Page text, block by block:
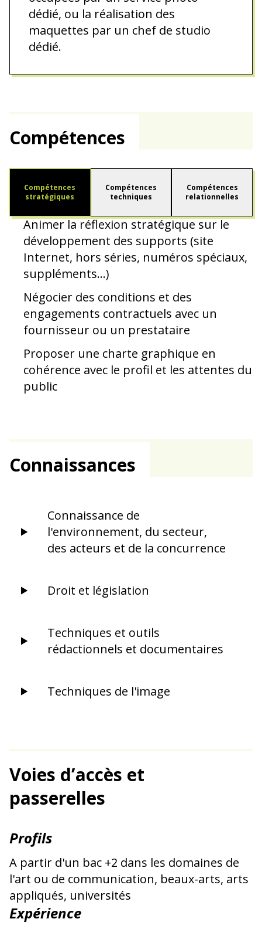
dédié, ou la réalisation des
maquettes par un chef de studio
dédié.
Compétences
Compétences
stratégiques
Compétences
techniques
Compétences
relationnelles
Animer la réflexion stratégique sur le
développement des supports (site
Internet, hors séries, numéros spéciaux,
suppléments...)
Négocier des conditions et des
engagements contractuels avec un
fournisseur ou un prestataire
Proposer une charte graphique en
cohérence avec le profil et les attentes du
public
Connaissances
Connaissance de
l'environnement, du secteur,
des acteurs et de la concurrence
Droit et législation
Techniques et outils
rédactionnels et documentaires
Techniques de l'image
Voies d’accès et
passerelles
Profils
A partir d'un bac +2 dans les domaines de
l'art ou de communication, beaux-arts, arts
appliqués, universités
Expérience